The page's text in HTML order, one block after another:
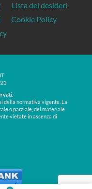
Lista dei desideri
Cookie Policy
della normativa vigente. La
o parziale, del materiale
vietate in assenza di